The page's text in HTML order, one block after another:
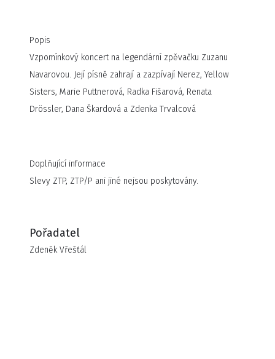
Popis
Vzpomínkový koncert na legendární zpěvačku Zuzanu
Navarovou. Její písně zahrají a zazpívají Nerez, Yellow
Sisters, Marie Puttnerová, Radka Fišarová, Renata
Drössler, Dana Škardová a Zdenka Trvalcová
Doplňující informace
Slevy ZTP, ZTP/P ani jiné nejsou poskytovány.
Pořadatel
Zdeněk Vřešťál